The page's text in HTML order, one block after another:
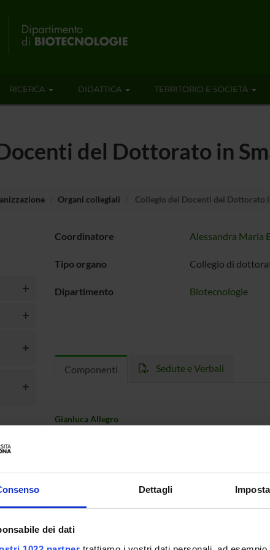
Dettagli
dei dati
RICERCA DIDATTICA TERRITORIO E SOCIETÀ
del Dottorato in
Organi collegiali Collegio dei Docenti del Dottorato
Coordinatore Alessandra Maria
Tipo organo Collegio di
Dipartimento Biotecnologie
Componenti Sedute e Verbali
Gianluca Allegro
Fabio Favati